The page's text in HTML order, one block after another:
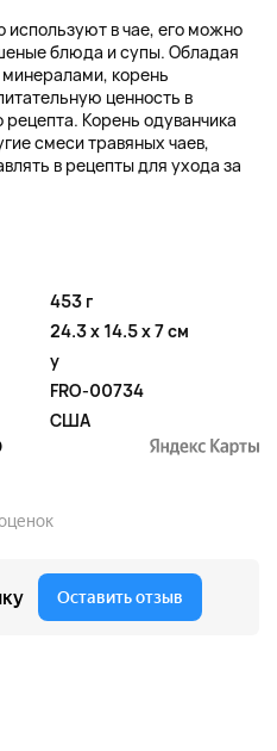
используют в чае, его можно
блюда и супы. Обладая
корень
ценность в
Корень одуванчика
смеси травяных чаев,
в рецепты для ухода за
453 г
24.3 x 14.5 x 7 см
y
FRO-00734
США